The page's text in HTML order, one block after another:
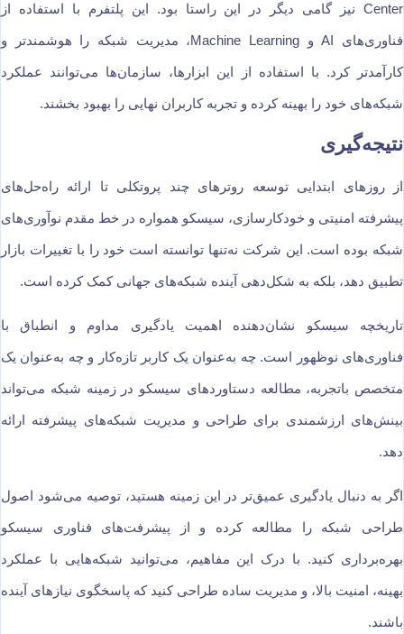
Center نیز گامی دیگر در این راستا بود. این پلتفرم با استفاده از
فناوری‌های AI و Machine Learning، مدیریت شبکه را هوشمندتر و
کارآمدتر کرد. با استفاده از این ابزارها، سازمان‌ها می‌توانند عملکرد
شبکه‌های خود را بهینه کرده و تجربه کاربران نهایی را بهبود بخشند.
نتیجه‌گیری
از روزهای ابتدایی توسعه روترهای چند پروتکلی تا ارائه راه‌حل‌های
پیشرفته امنیتی و خودکارسازی، سیسکو همواره در خط مقدم نوآوری‌های
شبکه بوده است. این شرکت نه‌تنها توانسته است خود را با تغییرات بازار
تطبیق دهد، بلکه به شکل‌دهی آینده شبکه‌های جهانی کمک کرده است.
تاریخچه سیسکو نشان‌دهنده اهمیت یادگیری مداوم و انطباق با
فناوری‌های نوظهور است. چه به‌عنوان یک کاربر تازه‌کار و چه به‌عنوان یک
متخصص باتجربه، مطالعه دستاوردهای سیسکو در زمینه شبکه می‌تواند
بینش‌های ارزشمندی برای طراحی و مدیریت شبکه‌های پیشرفته ارائه
دهد.
اگر به دنبال یادگیری عمیق‌تر در این زمینه هستید، توصیه می‌شود اصول
طراحی شبکه را مطالعه کرده و از پیشرفت‌های فناوری سیسکو
بهره‌برداری کنید. با درک این مفاهیم، می‌توانید شبکه‌هایی با عملکرد
بهینه، امنیت بالا، و مدیریت ساده طراحی کنید که پاسخگوی نیازهای آینده
باشند.